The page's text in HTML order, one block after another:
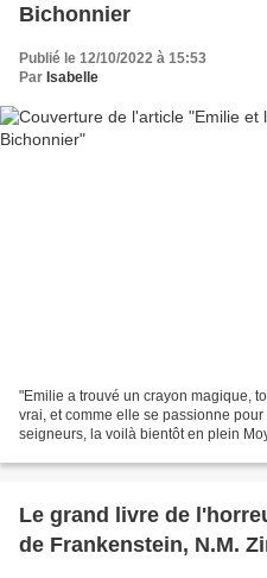
Bichonnier
Publié le 12/10/2022 à 15:53
Par Isabelle
"Emilie a trouvé un crayon magique,
vrai, et comme elle se passionne
seigneurs, la voilà bientôt en plein
Le grand livre de
de Frankenstein, N.M.